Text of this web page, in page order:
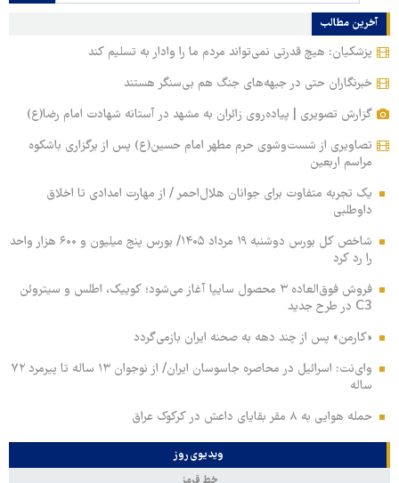
آخرین مطالب
پزشکیان: هیچ قدرتی نمی‌تواند مردم ما را وادار به تسلیم کند
خبرنگاران حتی در جبهه‌های جنگ هم بی‌سنگر هستند
گزارش تصویری | پیاده‌روی زائران به مشهد در آستانه شهادت امام رضا(ع)
تصاویری از شست‌وشوی حرم مطهر امام حسین(ع) پس از برگزاری باشکوه
مراسم اربعین
یک تجربه متفاوت برای جوانان هلال‌احمر / از مهارت امدادی تا اخلاق
داوطلبی
شاخص کل بورس دوشنبه ۱۹ مرداد ۱۴۰۵/ بورس پنج میلیون و ۶۰۰ هزار واحد
را رد کرد
فروش فوق‌العاده ۳ محصول سایپا آغاز می‌شود؛ کوییک، اطلس و سیتروئن
C3 در طرح جدید
«کارمن» پس از چند دهه به صحنه ایران بازمی‌گردد
وای‌نت: اسرائیل در محاصره جاسوسان ایران/ از نوجوان ۱۳ ساله تا پیرمرد ۷۲
ساله
حمله هوایی به ۸ مقر بقایای داعش در کرکوک عراق
ویدیوی روز